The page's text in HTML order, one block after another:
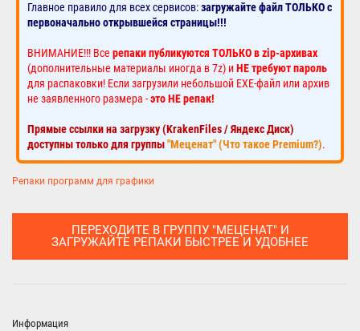
Главное правило для всех сервисов:загружайте файл ТОЛЬКО с
первоначально открывшейся страницы!!!
ВНИМАНИЕ!!! Все репаки публикуются ТОЛЬКО в zip-архивах
(дополнительные материалы иногда в 7z) иНЕ требуют пароль
для распаковки! Если загрузили небольшой EXE-файл или архив
не заявленного размера -это НЕ репак!
Прямые ссылки на загрузку (KrakenFiles / Яндекс Диск)
доступны только для группы"Меценат" (Что такое Premium?).
Репаки программ для графики
ПЕРЕХОДИТЕ В ГРУППУ "МЕЦЕНАТ" И
ЗАГРУЖАЙТЕ РЕПАКИ БЫСТРЕЕ И УДОБНЕЕ
Информация